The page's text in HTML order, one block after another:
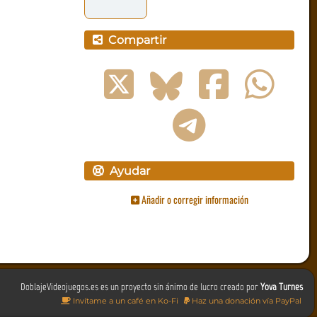
Compartir
Ayudar
Añadir o corregir información
DoblajeVideojuegos.es es un proyecto sin ánimo de lucro creado porYova Turnes
Invítame a un café en Ko-Fi Haz una donación vía PayPal